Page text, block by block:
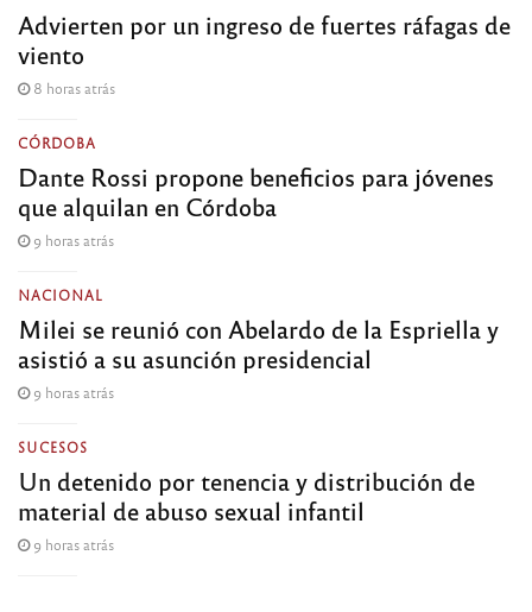
Advierten por un ingreso de fuertes ráfagas de
viento
8 horas atrás
CÓRDOBA
Dante Rossi propone beneficios para jóvenes
que alquilan en Córdoba
9 horas atrás
NACIONAL
Milei se reunió con Abelardo de la Espriella y
asistió a su asunción presidencial
9 horas atrás
SUCESOS
Un detenido por tenencia y distribución de
material de abuso sexual infantil
9 horas atrás